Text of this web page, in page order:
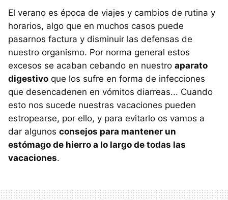
El verano es época de viajes y cambios de rutina y
horarios, algo que en muchos casos puede
pasarnos factura y disminuir las defensas de
nuestro organismo. Por norma general estos
excesos se acaban cebando en nuestro aparato
digestivo que los sufre en forma de infecciones
que desencadenen en vómitos diarreas... Cuando
esto nos sucede nuestras vacaciones pueden
estropearse, por ello, y para evitarlo os vamos a
dar algunos consejos para mantener un
estómago de hierro a lo largo de todas las
vacaciones.